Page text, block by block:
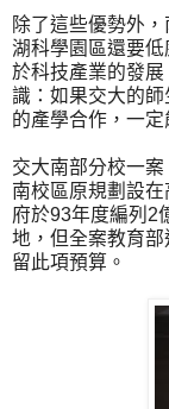
除了這些優勢外
湖科學園區還要
於科技產業的發
識：如果交大的
的產學合作，一
交大南部分校一
南校區原規劃設
府於93年度編列2
地，但全案教育
留此項預算。